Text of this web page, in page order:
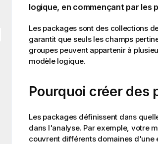
logique, en commençant par les
Les packages sont des collections
garantit que seuls les champs
groupes peuvent appartenir à
modèle logique.
Pourquoi créer des
Les packages définissent dans
dans l'analyse. Par exemple, votre
couvrent différents domaines d'une